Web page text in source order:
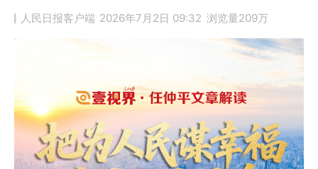
人民日报客户端 2026年7月2日 09:32 浏览量209万